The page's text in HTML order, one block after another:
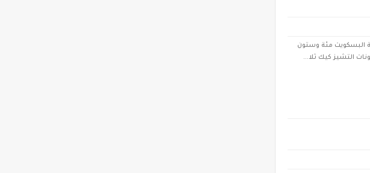
البسكويت مئة وستون
التشيز كيك ثلا...